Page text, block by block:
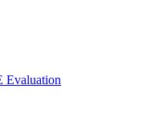
Evaluation